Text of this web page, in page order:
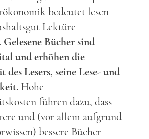
bedeutet lesen
Lektüre
Gelesene Bücher sind
und erhöhen die
Lesers, seine Lese- und
Hohe
führen dazu, dass
und (vor allem aufgrund
bessere Bücher